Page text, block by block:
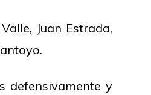
Juan Estrada,
defensivamente y